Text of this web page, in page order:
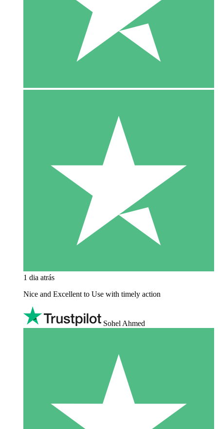
1 dia atrás
Nice and Excellent to Use with timely action
Sohel Ahmed